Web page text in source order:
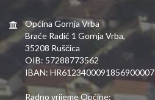
Općina Gornja Vrba
Braće Radić 1 Gornja Vrba,
35208 Ruščica
OIB: 57288773562
IBAN: HR6123400091856900007
Radno vrijeme Općine: